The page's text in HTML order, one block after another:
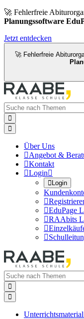
🚀 Fehlerfreie
Planungssoftware
Jetzt entdecken
🚀 Fehlerfreie


Über Uns
Angebot &
Kontakt
Login
Login

EduPage
RAAbits




Unterrichtsmaterial